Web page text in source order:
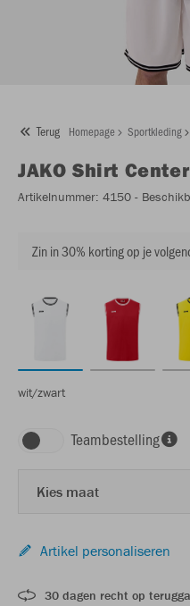
Terug Homepage Sportkleding
JAKO Shirt
Artikelnummer: 4150 -
Zin in 30% korting op je
wit/zwart
Teambestelling
Kies maat
Artikel personaliseren
30 dagen recht op